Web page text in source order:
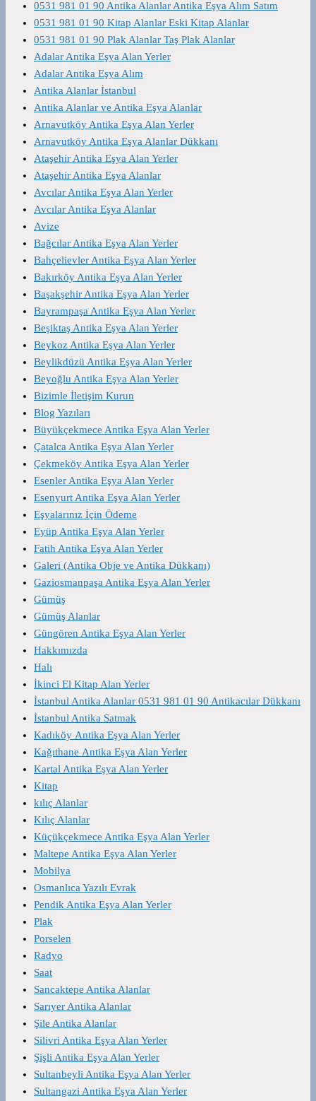
0531 981 01 90 Antika Alanlar Antika Eşya Alım Satım
0531 981 01 90 Kitap Alanlar Eski Kitap Alanlar
0531 981 01 90 Plak Alanlar Taş Plak Alanlar
Adalar Antika Eşya Alan Yerler
Adalar Antika Eşya Alım
Antika Alanlar İstanbul
Antika Alanlar ve Antika Eşya Alanlar
Arnavutköy Antika Eşya Alan Yerler
Arnavutköy Antika Eşya Alanlar Dükkanı
Ataşehir Antika Eşya Alan Yerler
Ataşehir Antika Eşya Alanlar
Avcılar Antika Eşya Alan Yerler
Avcılar Antika Eşya Alanlar
Avize
Bağcılar Antika Eşya Alan Yerler
Bahçelievler Antika Eşya Alan Yerler
Bakırköy Antika Eşya Alan Yerler
Başakşehir Antika Eşya Alan Yerler
Bayrampaşa Antika Eşya Alan Yerler
Beşiktaş Antika Eşya Alan Yerler
Beykoz Antika Eşya Alan Yerler
Beylikdüzü Antika Eşya Alan Yerler
Beyoğlu Antika Eşya Alan Yerler
Bizimle İletişim Kurun
Blog Yazıları
Büyükçekmece Antika Eşya Alan Yerler
Çatalca Antika Eşya Alan Yerler
Çekmeköy Antika Eşya Alan Yerler
Esenler Antika Eşya Alan Yerler
Esenyurt Antika Eşya Alan Yerler
Eşyalarınız İçin Ödeme
Eyüp Antika Eşya Alan Yerler
Fatih Antika Eşya Alan Yerler
Galeri (Antika Obje ve Antika Dükkanı)
Gaziosmanpaşa Antika Eşya Alan Yerler
Gümüş
Gümüş Alanlar
Güngören Antika Eşya Alan Yerler
Hakkımızda
Halı
İkinci El Kitap Alan Yerler
İstanbul Antika Alanlar 0531 981 01 90 Antikacılar Dükkanı
İstanbul Antika Satmak
Kadıköy Antika Eşya Alan Yerler
Kağıthane Antika Eşya Alan Yerler
Kartal Antika Eşya Alan Yerler
Kitap
kılıç Alanlar
Kılıç Alanlar
Küçükçekmece Antika Eşya Alan Yerler
Maltepe Antika Eşya Alan Yerler
Mobilya
Osmanlıca Yazılı Evrak
Pendik Antika Eşya Alan Yerler
Plak
Porselen
Radyo
Saat
Sancaktepe Antika Alanlar
Sarıyer Antika Alanlar
Şile Antika Alanlar
Silivri Antika Eşya Alan Yerler
Şişli Antika Eşya Alan Yerler
Sultanbeyli Antika Eşya Alan Yerler
Sultangazi Antika Eşya Alan Yerler